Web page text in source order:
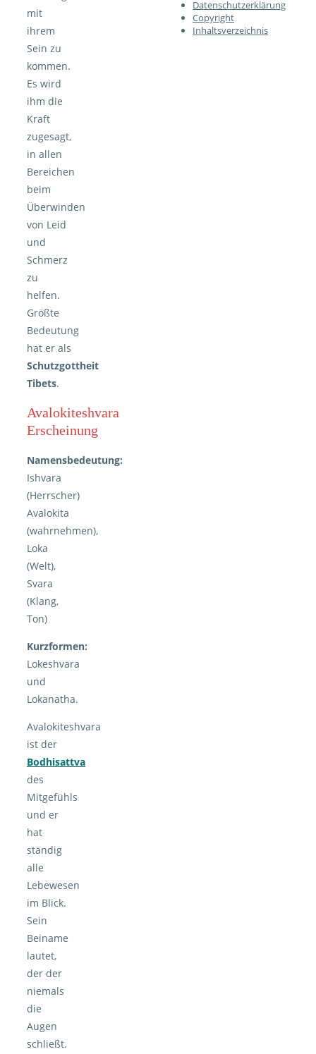
mit
ihrem
Sein zu
kommen.
Es wird
ihm die
Kraft
zugesagt,
in allen
Bereichen
beim
Überwinden
von Leid
und
Schmerz
zu
helfen.
Größte
Bedeutung
hat er als
Schutzgottheit
Tibets.
Avalokiteshvara
Erscheinung
Namensbedeutung:
Ishvara
(Herrscher)
Avalokita
(wahrnehmen),
Loka
(Welt),
Svara
(Klang,
Ton)
Kurzformen:
Lokeshvara
und
Lokanatha.
Avalokiteshvara
ist der
Bodhisattva
des
Mitgefühls
und er
hat
ständig
alle
Lebewesen
im Blick.
Sein
Beiname
lautet,
der der
niemals
die
Augen
schließt.
Datenschutzerklärung
Copyright
Inhaltsverzeichnis